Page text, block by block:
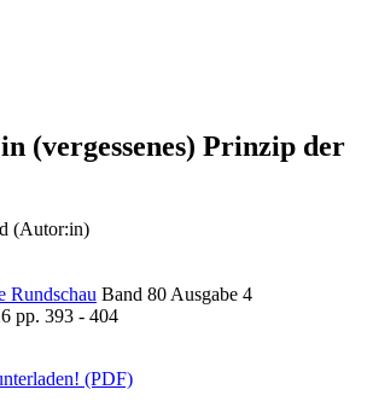
(vergessenes) Prinzip der
(Autor:in)
Rundschau Band 80Ausgabe 4
pp. 393 - 404
(PDF)